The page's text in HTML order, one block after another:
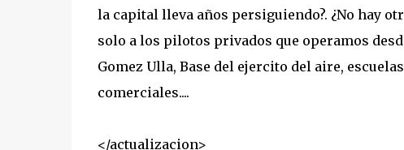
la capital lleva años persiguiendo?. ¿No hay
solo a los pilotos privados que operamos
Gomez Ulla, Base del ejercito del aire,
comerciales....
</actualizacion>